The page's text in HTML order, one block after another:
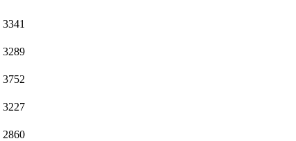
3341
3289
3752
3227
2860